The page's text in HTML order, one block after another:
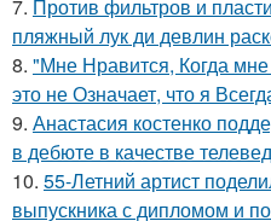
7. Против фильтров и
пляжный лук ди девлин
8. "Мне Нравится, Когда
это не Означает, что я
9. Анастасия костенко
в дебюте в качестве
10. 55-Летний артист
выпускника с дипломом и